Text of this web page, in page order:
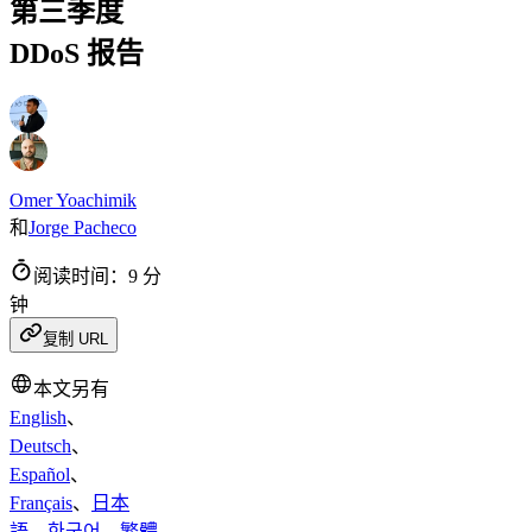
第三季度
DDoS 报告
Omer Yoachimik
和Jorge Pacheco
阅读时间：9 分
钟
复制 URL
本文另有
English、
Deutsch、
Español、
Français、
日本